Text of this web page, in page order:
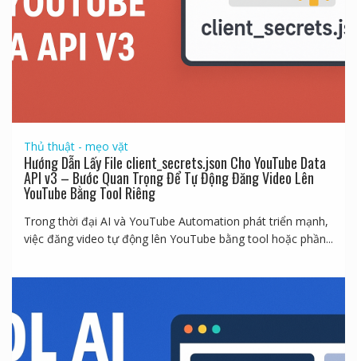
Thủ thuật - mẹo vặt
Hướng Dẫn Lấy File client_secrets.json Cho YouTube Data
API v3 – Bước Quan Trọng Để Tự Động Đăng Video Lên
YouTube Bằng Tool Riêng
Trong thời đại AI và YouTube Automation phát triển mạnh,
việc đăng video tự động lên YouTube bằng tool hoặc phần...